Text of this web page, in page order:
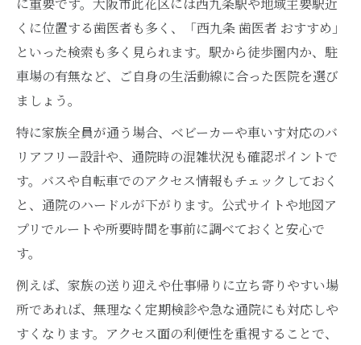
くに位置する歯医者も多く、「西九条 歯医者 おすすめ」
といった検索も多く見られます。駅から徒歩圏内か、駐
車場の有無など、ご自身の生活動線に合った医院を選び
ましょう。
特に家族全員が通う場合、ベビーカーや車いす対応のバ
リアフリー設計や、通院時の混雑状況も確認ポイントで
す。バスや自転車でのアクセス情報もチェックしておく
と、通院のハードルが下がります。公式サイトや地図ア
プリでルートや所要時間を事前に調べておくと安心で
す。
例えば、家族の送り迎えや仕事帰りに立ち寄りやすい場
所であれば、無理なく定期検診や急な通院にも対応しや
すくなります。アクセス面の利便性を重視することで、